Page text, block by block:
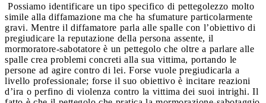
Possiamo identificare un tipo specifico di pettegolezzo molto
simile alla diffamazione ma che ha sfumature particolarmente
gravi. Mentre il diffamatore parla alle spalle con l’obiettivo di
pregiudicare la reputazione della persona assente, il
mormoratore-sabotatore è un pettegolo che oltre a parlare alle
spalle crea problemi concreti alla sua vittima, portando le
persone ad agire contro di lei. Forse vuole pregiudicarla a
livello professionale; forse il suo obiettivo è incitare reazioni
d’ira o perfino di violenza contro la vittima dei suoi intrighi. Il